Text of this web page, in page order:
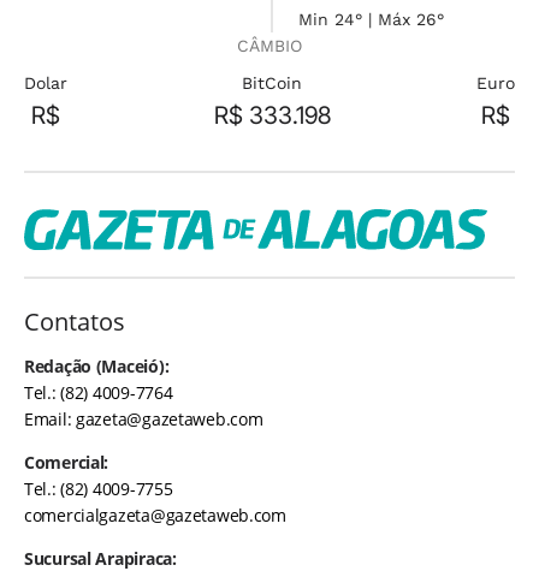
Min 24° | Máx 26°
CÂMBIO
Dolar
R$
BitCoin
R$ 333.198
Euro
R$
Contatos
Redação (Maceió):
Tel.: (82) 4009-7764
Email:gazeta@gazetaweb.com
Comercial:
Tel.: (82) 4009-7755
comercialgazeta@gazetaweb.com
Sucursal Arapiraca: